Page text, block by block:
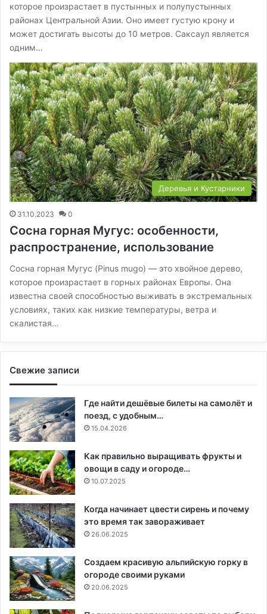
которое произрастает в пустынных и полупустынных
районах Центральной Азии. Оно имеет густую крону и
может достигать высоты до 10 метров. Саксаул является
одним…
Деревья и Кустарники
31.10.2023 0
Сосна горная Мугус: особенности,
распространение, использование
Сосна горная Мугус (Pinus mugo) — это хвойное дерево,
которое произрастает в горных районах Европы. Она
известна своей способностью выживать в экстремальных
условиях, таких как низкие температуры, ветра и
скалистая…
Свежие записи
Где найти дешёвые билеты на самолёт и
поезд, с удобным…
15.04.2026
Как правильно выращивать фрукты и
овощи в саду и огороде…
10.07.2025
Когда начинает цвести сирень и почему
это время так завораживает
26.06.2025
Создаем красивую альпийскую горку в
огороде своими руками
20.06.2025